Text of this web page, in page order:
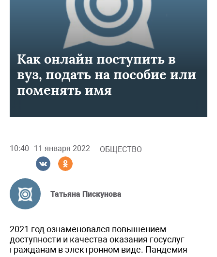
Как онлайн поступить в
вуз, подать на пособие или
поменять имя
10:40 11 января 2022 ОБЩЕСТВО
Татьяна Пискунова
2021 год ознаменовался повышением
доступности и качества оказания госуслуг
гражданам в электронном виде. Пандемия